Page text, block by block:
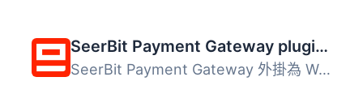
SeerBit Payment Gateway plugin for WooCommerce
SeerBit Payment Gateway 外掛為 WooCommerce 提供無縫支付解...